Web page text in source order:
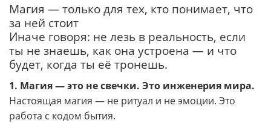
Магия — только для тех, кто понимает, что
за ней стоит
Иначе говоря: не лезь в реальность, если
ты не знаешь, как она устроена — и что
будет, когда ты её тронешь.
1. Магия — это не свечки. Это инженерия мира.
Настоящая магия — не ритуал и не эмоции. Это
работа с кодом бытия.